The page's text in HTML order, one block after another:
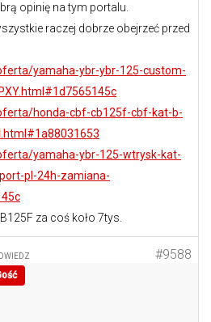
opinię na tym portalu.
raczej dobrze obejrzeć przed
yamaha-ybr-ybr-125-custom-
honda-cbf-cb125f-cbf-kat-b-
yamaha-ybr-125-wtrysk-kat-
pl-24h-zamiana-
za coś koło 7tys.
#9588